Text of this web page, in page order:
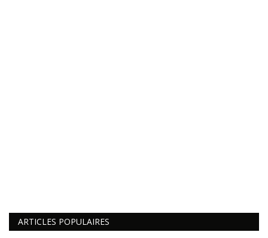
ARTICLES POPULAIRES